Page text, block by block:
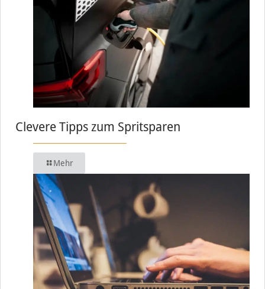
Clevere Tipps zum Spritsparen
Mehr